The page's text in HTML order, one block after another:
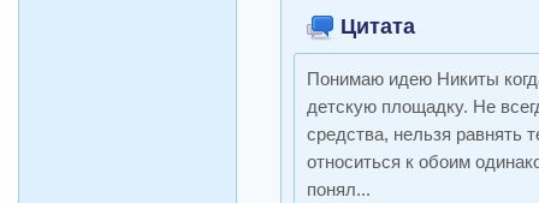
Цитата
Понимаю идею Никиты
детскую площадку. Не
средства, нельзя равнять
относиться к обоим
понял...